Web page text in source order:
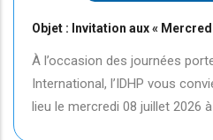
Objet : Invitation aux « Mercredi
À l’occasion des journées
International, l’IDHP vous
lieu le mercredi 08 juillet 2026 à